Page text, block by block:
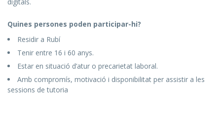
Quines persones poden participar-hi?
Residir a Rubí
Tenir entre 16 i 60 anys.
Estar en situació d’atur o precarietat laboral.
Amb compromís, motivació i disponibilitat per assistir a les
sessions de tutoria